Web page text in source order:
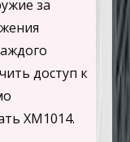
за
доступ к
XM1014.